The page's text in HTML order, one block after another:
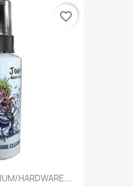
HARDWARE...
favorite_border